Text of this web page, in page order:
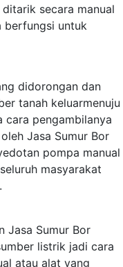
secara manual
berfungsi untuk
didorongan dan
tanah keluarmenuju
cara pengambilanya
Jasa Sumur Bor
pompa manual
masyarakat
Jasa Sumur Bor
listrik jadi cara
atau alat yang